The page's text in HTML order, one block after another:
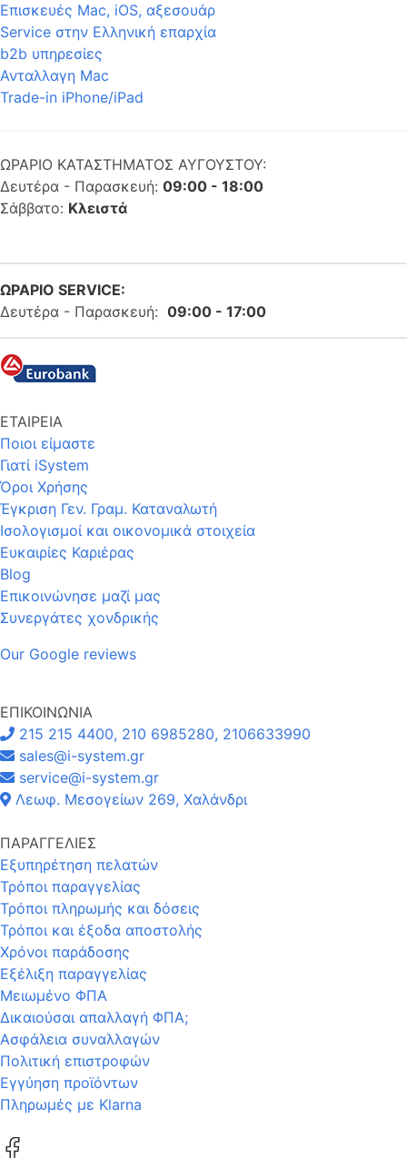
Επισκευές Mac, iOS, αξεσουάρ
Service στην Eλληνική επαρχία
b2b υπηρεσίες
Ανταλλαγη Mac
Trade-in iPhone/iPad
ΩΡΑΡΙΟ ΚΑΤΑΣΤΗΜΑΤΟΣ ΑΥΓΟΥΣΤΟΥ:
Δευτέρα - Παρασκευή: 09:00 - 18:00
Σάββατο: Κλειστά
ΩΡΑΡΙΟ SERVICE:
Δευτέρα - Παρασκευή: 09:00 - 17:00
ΕΤΑΙΡΕΙΑ
Ποιοι είμαστε
Γιατί iSystem
Όροι Χρήσης
Έγκριση Γεν. Γραμ. Καταναλωτή
Ισολογισμοί και οικονομικά στοιχεία
Ευκαιρίες Καριέρας
Blog
Επικοινώνησε μαζί μας
Συνεργάτες χονδρικής
Our Google reviews
ΕΠΙΚΟΙΝΩΝΙΑ
215 215 4400, 210 6985280, 2106633990
sales@i-system.gr
service@i-system.gr
Λεωφ. Μεσογείων 269, Χαλάνδρι
ΠΑΡΑΓΓΕΛΙΕΣ
Εξυπηρέτηση πελατών
Τρόποι παραγγελίας
Τρόποι πληρωμής και δόσεις
Τρόποι και έξοδα αποστολής
Χρόνοι παράδοσης
Εξέλιξη παραγγελίας
Μειωμένο ΦΠΑ
Δικαιούσαι απαλλαγή ΦΠΑ;
Ασφάλεια συναλλαγών
Πολιτική επιστροφών
Εγγύηση προϊόντων
Πληρωμές με Klarna